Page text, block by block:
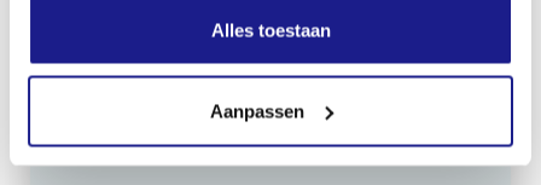
Alles toestaan
Aanpassen
OPENINGSTIJDEN